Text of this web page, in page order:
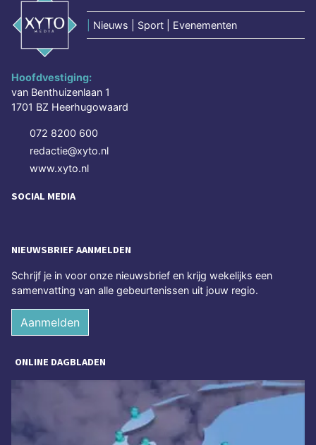
Nieuws | Sport | Evenementen
Hoofdvestiging:
van Benthuizenlaan 1
1701 BZ Heerhugowaard
072 8200 600
redactie@xyto.nl
www.xyto.nl
SOCIAL MEDIA
NIEUWSBRIEF AANMELDEN
Schrijf je in voor onze nieuwsbrief en krijg wekelijks een
samenvatting van alle gebeurtenissen uit jouw regio.
Aanmelden
ONLINE DAGBLADEN